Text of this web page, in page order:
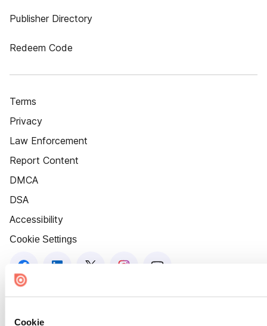
Cookie
Publisher Directory
Redeem Code
Terms
Privacy
Law Enforcement
Report Content
DMCA
DSA
Accessibility
Cookie Settings